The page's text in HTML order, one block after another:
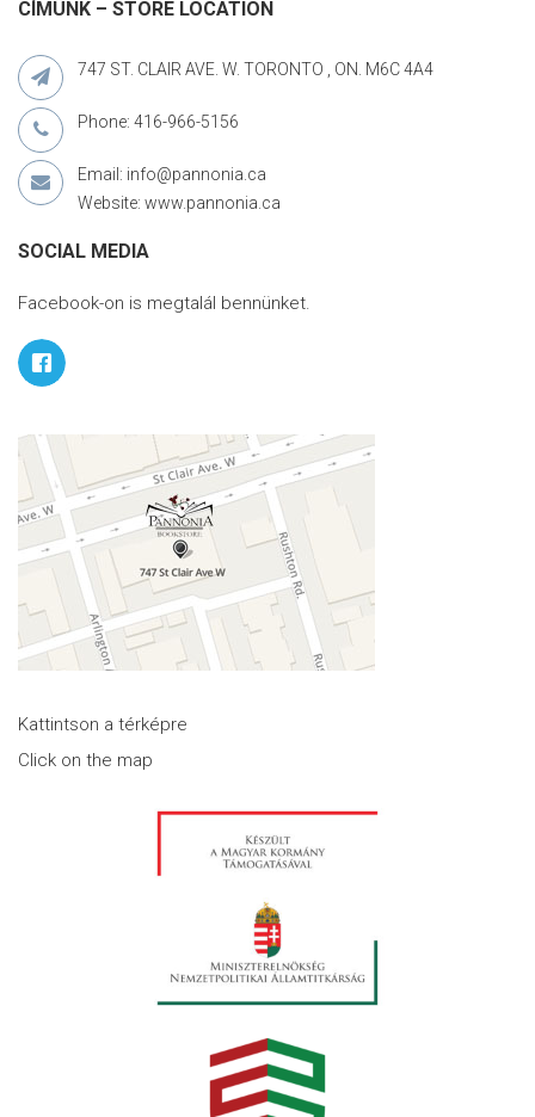
CÍMÜNK – STORE LOCATION
747 ST. CLAIR AVE. W. TORONTO , ON. M6C 4A4
Phone: 416-966-5156
Email: info@pannonia.ca
Website: www.pannonia.ca
SOCIAL MEDIA
Facebook-on is megtalál bennünket.
Kattintson a térképre
Click on the map